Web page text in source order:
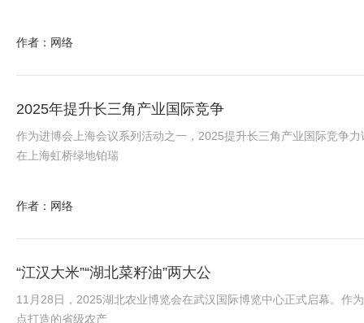
作者：网络
2025年提升长三角产业国际竞争
作为进博会上海会议系列活动之一，2025提升长三角产业国际竞争力
在上海虹桥绿地铂瑞
作者：网络
“江汉大米”“湖北菜籽油”两大公
11月28日，2025湖北农业博览会在武汉国际博览中心正式启幕。作
点打造的省级农产